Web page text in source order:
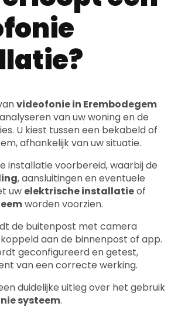
videofonie in Erembodegem
van uw woning en de
U kiest tussen een bekabeld of
afhankelijk van uw situatie.
installatie voorbereid, waarbij de
, aansluitingen en eventuele
uw elektrische installatieof
worden voorzien.
de buitenpost met camera
aan de binnenpost of app.
geconfigureerd en getest,
van een correcte werking.
duidelijke uitleg over het gebruik
systeem.